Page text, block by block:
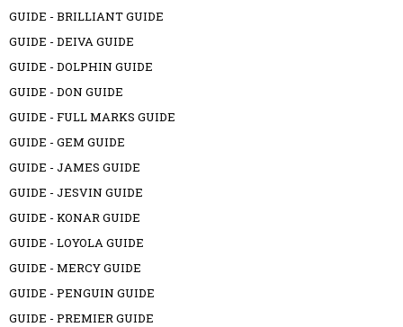
GUIDE - BRILLIANT GUIDE
GUIDE - DEIVA GUIDE
GUIDE - DOLPHIN GUIDE
GUIDE - DON GUIDE
GUIDE - FULL MARKS GUIDE
GUIDE - GEM GUIDE
GUIDE - JAMES GUIDE
GUIDE - JESVIN GUIDE
GUIDE - KONAR GUIDE
GUIDE - LOYOLA GUIDE
GUIDE - MERCY GUIDE
GUIDE - PENGUIN GUIDE
GUIDE - PREMIER GUIDE